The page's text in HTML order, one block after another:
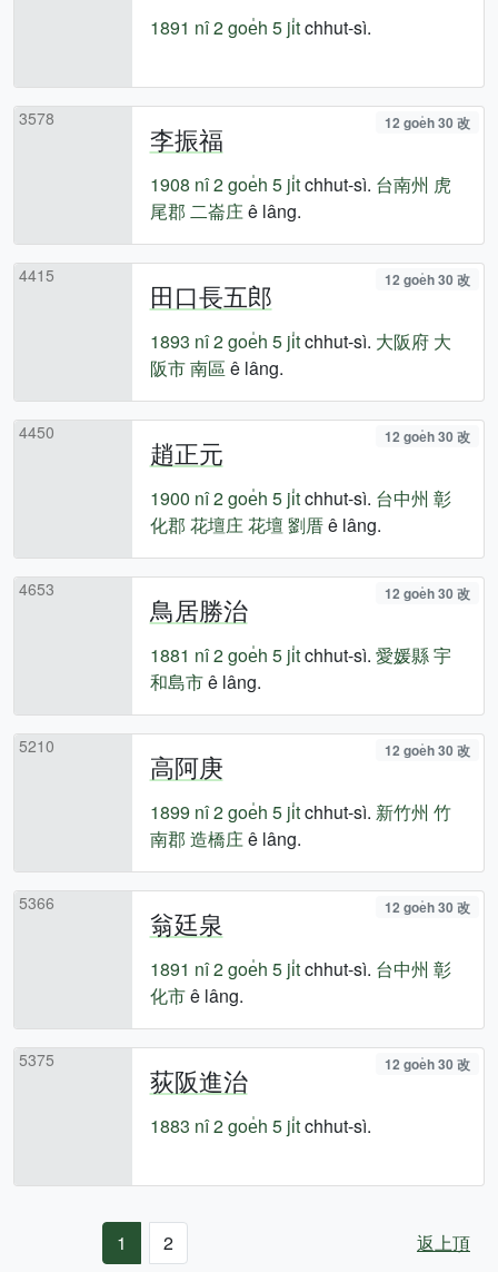
1891 nî2 goe̍h 5 ji̍tchhut-sì.
3578
李振福 12 goe̍h 30 改
1908 nî2 goe̍h 5 ji̍tchhut-sì. 台南州 虎
尾郡 二崙庄ê lâng.
4415
田口長五郎 12 goe̍h 30 改
1893 nî2 goe̍h 5 ji̍tchhut-sì. 大阪府 大
阪市南區 ê lâng.
4450
趙正元 12 goe̍h 30 改
1900 nî2 goe̍h 5 ji̍tchhut-sì. 台中州 彰
化郡 花壇庄花壇 劉厝ê lâng.
4653
鳥居勝治 12 goe̍h 30 改
1881 nî2 goe̍h 5 ji̍tchhut-sì. 愛媛縣宇
和島市ê lâng.
5210
高阿庚 12 goe̍h 30 改
1899 nî2 goe̍h 5 ji̍tchhut-sì. 新竹州 竹
南郡 造橋庄ê lâng.
5366
翁廷泉 12 goe̍h 30 改
1891 nî2 goe̍h 5 ji̍tchhut-sì. 台中州 彰
化市ê lâng.
5375
荻阪進治 12 goe̍h 30 改
1883 nî2 goe̍h 5 ji̍tchhut-sì.
1 2 返上頂